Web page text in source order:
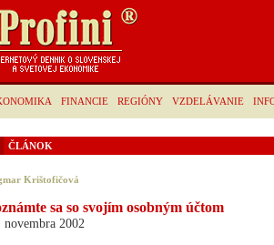
FINANCIE REGIÓNY VZDELÁVANIE
ČLÁNOK
Krištofičová
sa so svojím osobným účtom
novembra 2002